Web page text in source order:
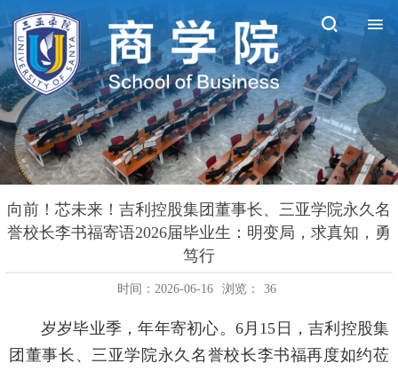
向前！芯未来！吉利控股集团董事长、三亚学院永久名
誉校长李书福寄语2026届毕业生：明变局，求真知，勇
笃行
时间：2026-06-16 浏览： 36
岁岁毕业季，年年寄初心。6月15日，吉利控股集
团董事长、三亚学院永久名誉校长李书福再度如约莅